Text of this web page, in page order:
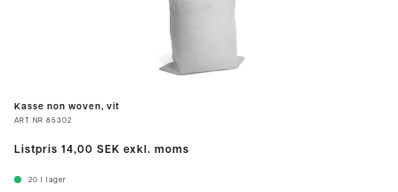
Kasse non woven, vit
ART.NR 85302
Listpris 14,00 SEK exkl. moms
20 I lager